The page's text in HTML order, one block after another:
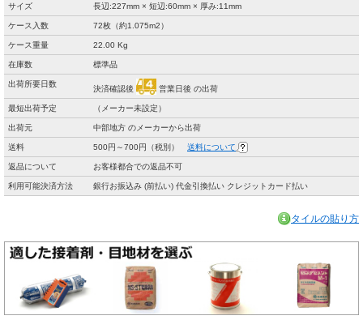
サイズ 長辺:227mm × 短辺:60mm × 厚み:11mm
ケース入数 72枚（約1.075m2）
ケース重量 22.00 Kg
在庫数 標準品
出荷所要日数
決済確認後 営業日後 の出荷
最短出荷予定 （メーカー未設定）
出荷元 中部地方 のメーカーから出荷
送料 500円～700円（税別） 送料について
返品について お客様都合での返品不可
利用可能決済方法 銀行お振込み (前払い) 代金引換払い クレジットカード払い
タイルの貼り方